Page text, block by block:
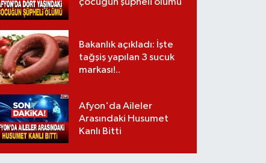
çocuğun şüpheli ölümü
Bakanlık açıkladı: İşte
tağşiş yapılan 3 sucuk
markası!..
Afyon'da Aileler
Arasındaki Husumet
Kanlı Bitti